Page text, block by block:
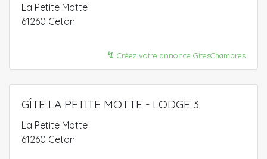
La Petite Motte
61260 Ceton
↯ Créez votre annonce GitesChambres
GÎTE LA PETITE MOTTE - LODGE 3
La Petite Motte
61260 Ceton